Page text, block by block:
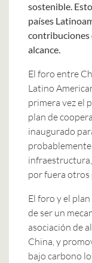
sostenible.
países
contribuciones
alcance.
El foro entre
Latino
primera vez el
plan de
inaugurado
probablemente
por fuera otros
El foro y el
de ser un
asociación de
China, y
bajo carbono